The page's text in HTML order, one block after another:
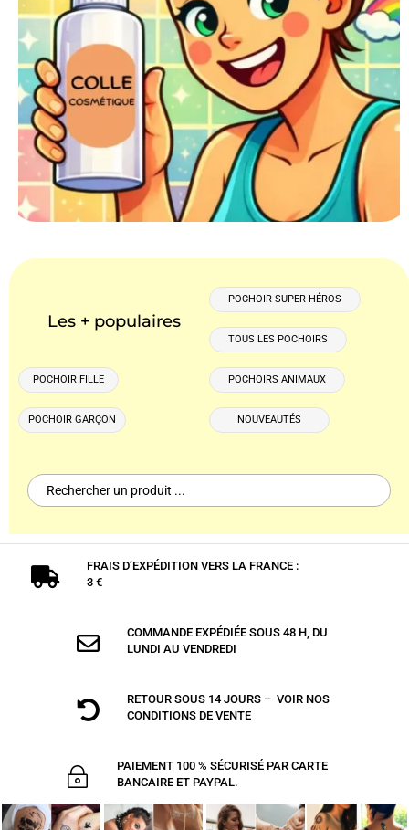
Les + populaires
POCHOIR SUPER HÉROS
TOUS LES POCHOIRS
POCHOIR FILLE
POCHOIR GARÇON
POCHOIRS ANIMAUX
NOUVEAUTÉS
Search
for:

FRAIS D’EXPÉDITION VERS LA FRANCE :
3 €

COMMANDE EXPÉDIÉE SOUS 48 H, DU
LUNDI AU VENDREDI

RETOUR SOUS 14 JOURS – VOIR NOS
CONDITIONS DE VENTE
~
PAIEMENT 100 % SÉCURISÉ PAR CARTE
BANCAIRE ET PAYPAL.